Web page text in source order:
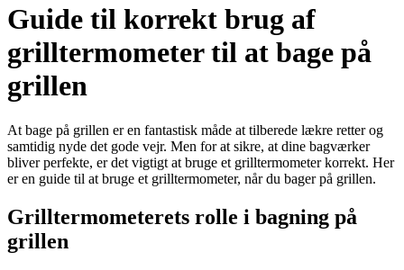
Guide til korrekt brug af
grilltermometer til at bage på
grillen
At bage på grillen er en fantastisk måde at tilberede lækre retter og
samtidig nyde det gode vejr. Men for at sikre, at dine bagværker
bliver perfekte, er det vigtigt at bruge et grilltermometer korrekt. Her
er en guide til at bruge et grilltermometer, når du bager på grillen.
Grilltermometerets rolle i bagning på
grillen